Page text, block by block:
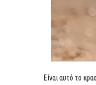
Είναι αυτό το